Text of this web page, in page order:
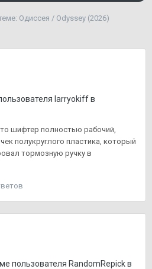
Одиссея / Odyssey (2026)
larryokiffв
шифтер полностью рабочий,
полукруглого пластика, который
тормозную ручку в
пользователя RandomRepickв